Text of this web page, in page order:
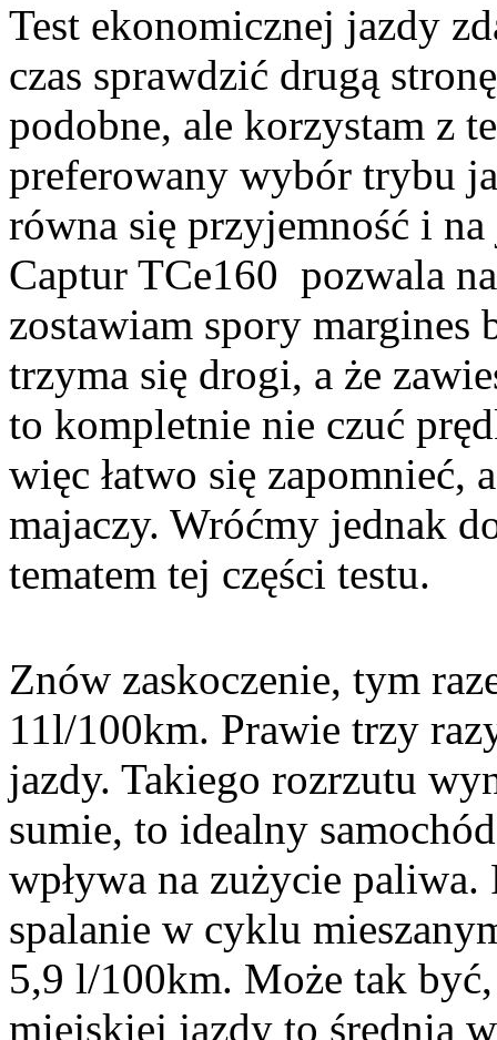
Test ekonomicznej jazdy
czas sprawdzić drugą
podobne, ale korzystam z
preferowany wybór trybu
równa się przyjemność i
Captur TCe160 pozwala
zostawiam spory margines
trzyma się drogi, a że
to kompletnie nie czuć
więc łatwo się
majaczy. Wróćmy jednak
tematem tej części testu.
Znów zaskoczenie, tym
11l/100km. Prawie trzy
jazdy. Takiego rozrzutu
sumie, to idealny
wpływa na zużycie
spalanie w cyklu
5,9 l/100km. Może tak
miejskiej jazdy to średnia